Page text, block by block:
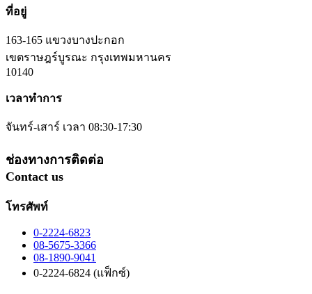
ที่อยู่
163-165 แขวงบางปะกอก
เขตราษฎร์บูรณะ กรุงเทพมหานคร
10140
เวลาทำการ
จันทร์-เสาร์ เวลา 08:30-17:30
ช่องทางการติดต่อ
Contact us
โทรศัพท์
0-2224-6823
08-5675-3366
08-1890-9041
0-2224-6824 (แฟ็กซ์)